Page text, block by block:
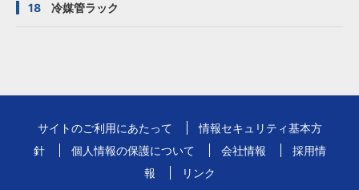
18 冷媒管ラック
サイトのご利用にあたって
情報セキュリティ基本方
針
個人情報の保護について 会社情報
採用情
報
リンク